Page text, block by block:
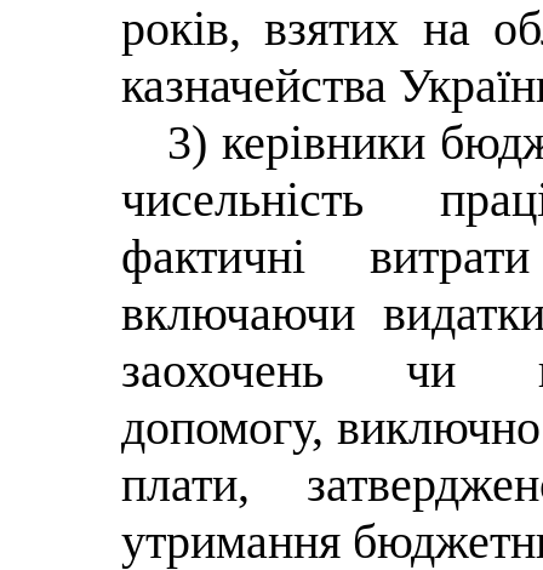
років, взятих на
казначейства
3) керівники
чисельність
фактичні
включаючи
заохочень чи
допомогу,
плати,
утримання